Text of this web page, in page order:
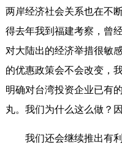
两岸经济社会关系也在不
得去年我到福建考察，曾
对大陆出的经济举措很敏
的优惠政策会不会改变，
明确对台湾投资企业已有
丸。我们为什么这么做？
我们还会继续推出有利